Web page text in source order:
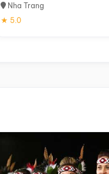
Nha Trang
★ 5.0